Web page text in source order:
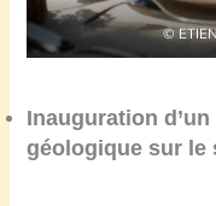
©
Inauguration
géologique sur le